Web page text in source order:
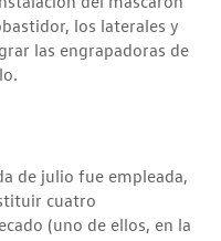
los laterales y
las engrapadoras de
de julio fue empleada,
cuatro
(uno de ellos, en la